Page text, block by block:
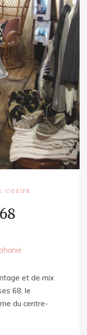
COEUR
et de mix
68, le
du centre-